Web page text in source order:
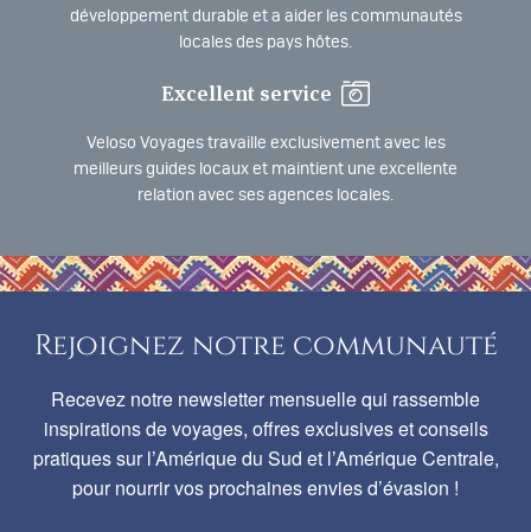
développement durable et a aider les communautés
locales des pays hôtes.
Excellent service
Veloso Voyages travaille exclusivement avec les
meilleurs guides locaux et maintient une excellente
relation avec ses agences locales.
Rejoignez notre communauté
Recevez notre newsletter mensuelle qui rassemble
inspirations de voyages, offres exclusives et conseils
pratiques sur l’Amérique du Sud et l’Amérique Centrale,
pour nourrir vos prochaines envies d’évasion !